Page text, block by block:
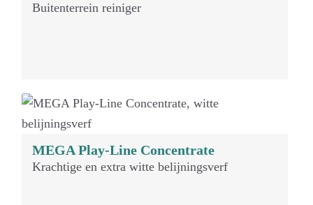
Buitenterrein reiniger
MEGA Play-Line Concentrate
Krachtige en extra witte belijningsverf